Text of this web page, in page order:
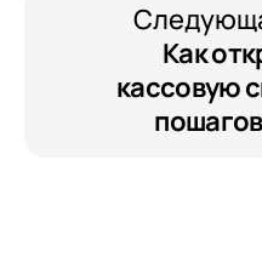
Как
кассовую